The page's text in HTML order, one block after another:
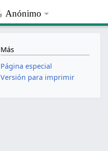
Anónimo
Más
Página especial
Versión para imprimir